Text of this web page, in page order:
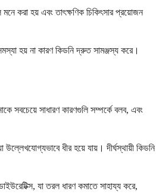
করা হয় এবং তাৎক্ষণিক চিকিৎসার প্রয়োজন
হয় না কারণ কিডনি দ্রুত সামঞ্জস্য করে।
সবচেয়ে সাধারণ কারণগুলি সম্পর্কে বলব, এবং
ধীর হয়ে যায়। দীর্ঘস্থায়ী কিডনি
যা তরল ধারণ কমাতে সাহায্য করে,